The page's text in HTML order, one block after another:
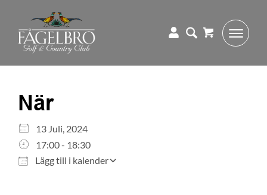
När
13 Juli, 2024
17:00 - 18:30
Lägg till i kalender
Ladda ner ICS
iCalendar
Office 365